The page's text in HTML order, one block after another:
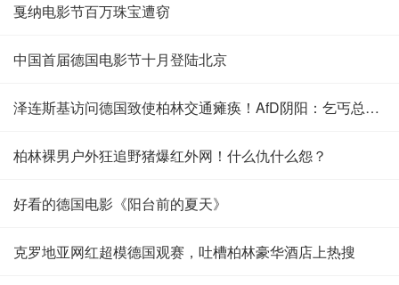
戛纳电影节百万珠宝遭窃
中国首届德国电影节十月登陆北京
泽连斯基访问德国致使柏林交通瘫痪！AfD阴阳：乞丐总统又来了
柏林裸男户外狂追野猪爆红外网！什么仇什么怨？
好看的德国电影《阳台前的夏天》
克罗地亚网红超模德国观赛，吐槽柏林豪华酒店上热搜